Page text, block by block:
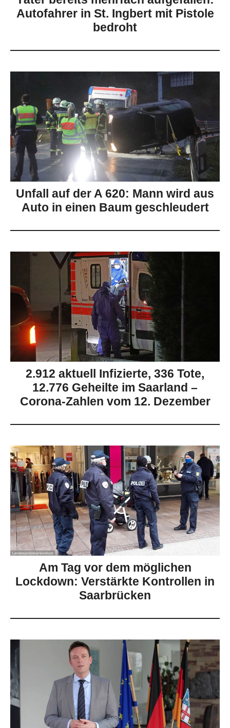
Autofahrer in St. Ingbert mit Pistole
bedroht
Unfall auf der A 620: Mann wird aus
Auto in einen Baum geschleudert
2.912 aktuell Infizierte, 336 Tote,
12.776 Geheilte im Saarland –
Corona-Zahlen vom 12. Dezember
Am Tag vor dem möglichen
Lockdown: Verstärkte Kontrollen in
Saarbrücken